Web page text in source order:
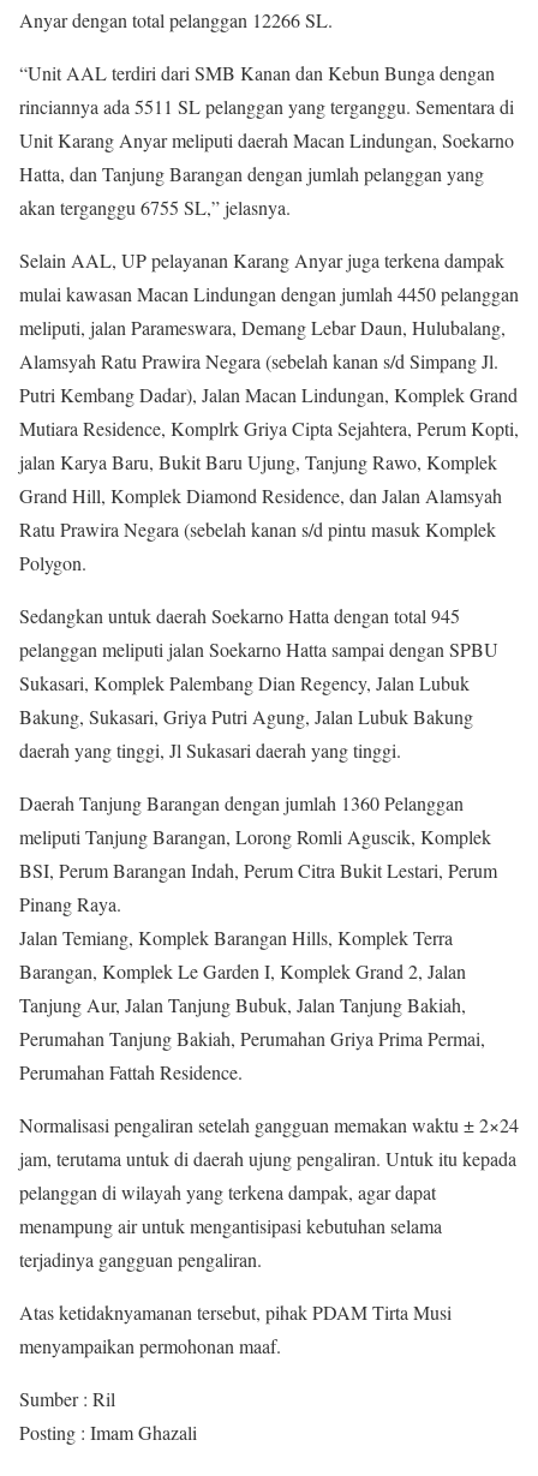
Anyar dengan total pelanggan 12266 SL.
“Unit AAL terdiri dari SMB Kanan dan Kebun Bunga dengan
rinciannya ada 5511 SL pelanggan yang terganggu. Sementara di
Unit Karang Anyar meliputi daerah Macan Lindungan, Soekarno
Hatta, dan Tanjung Barangan dengan jumlah pelanggan yang
akan terganggu 6755 SL,” jelasnya.
Selain AAL, UP pelayanan Karang Anyar juga terkena dampak
mulai kawasan Macan Lindungan dengan jumlah 4450 pelanggan
meliputi, jalan Parameswara, Demang Lebar Daun, Hulubalang,
Alamsyah Ratu Prawira Negara (sebelah kanan s/d Simpang Jl.
Putri Kembang Dadar), Jalan Macan Lindungan, Komplek Grand
Mutiara Residence, Komplrk Griya Cipta Sejahtera, Perum Kopti,
jalan Karya Baru, Bukit Baru Ujung, Tanjung Rawo, Komplek
Grand Hill, Komplek Diamond Residence, dan Jalan Alamsyah
Ratu Prawira Negara (sebelah kanan s/d pintu masuk Komplek
Polygon.
Sedangkan untuk daerah Soekarno Hatta dengan total 945
pelanggan meliputi jalan Soekarno Hatta sampai dengan SPBU
Sukasari, Komplek Palembang Dian Regency, Jalan Lubuk
Bakung, Sukasari, Griya Putri Agung, Jalan Lubuk Bakung
daerah yang tinggi, Jl Sukasari daerah yang tinggi.
Daerah Tanjung Barangan dengan jumlah 1360 Pelanggan
meliputi Tanjung Barangan, Lorong Romli Aguscik, Komplek
BSI, Perum Barangan Indah, Perum Citra Bukit Lestari, Perum
Pinang Raya.
Jalan Temiang, Komplek Barangan Hills, Komplek Terra
Barangan, Komplek Le Garden I, Komplek Grand 2, Jalan
Tanjung Aur, Jalan Tanjung Bubuk, Jalan Tanjung Bakiah,
Perumahan Tanjung Bakiah, Perumahan Griya Prima Permai,
Perumahan Fattah Residence.
Normalisasi pengaliran setelah gangguan memakan waktu ± 2×24
jam, terutama untuk di daerah ujung pengaliran. Untuk itu kepada
pelanggan di wilayah yang terkena dampak, agar dapat
menampung air untuk mengantisipasi kebutuhan selama
terjadinya gangguan pengaliran.
Atas ketidaknyamanan tersebut, pihak PDAM Tirta Musi
menyampaikan permohonan maaf.
Sumber : Ril
Posting : Imam Ghazali